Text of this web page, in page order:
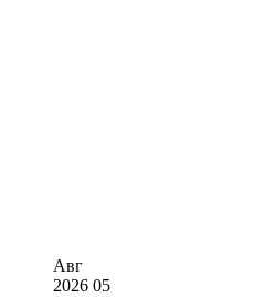
Авг
2026 05